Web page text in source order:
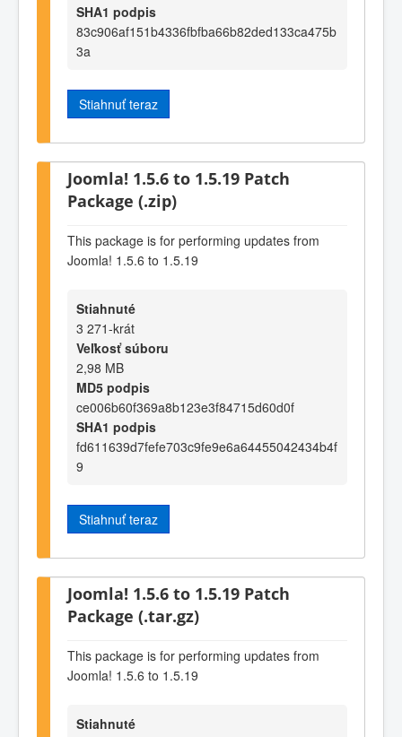
SHA1 podpis
83c906af151b4336fbfba66b82ded133ca475b
3a
Stiahnuť teraz
Joomla! 1.5.6 to 1.5.19 Patch
Package (.zip)
This package is for performing updates from
Joomla! 1.5.6 to 1.5.19
Stiahnuté
3 271-krát
Veľkosť súboru
2,98 MB
MD5 podpis
ce006b60f369a8b123e3f84715d60d0f
SHA1 podpis
fd611639d7fefe703c9fe9e6a64455042434b4f
9
Stiahnuť teraz
Joomla! 1.5.6 to 1.5.19 Patch
Package (.tar.gz)
This package is for performing updates from
Joomla! 1.5.6 to 1.5.19
Stiahnuté